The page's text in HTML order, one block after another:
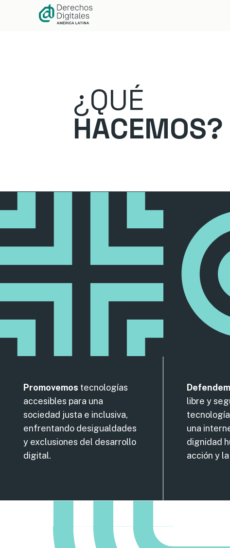
¿QUÉ
HACEMOS?
Promovemos tecnologías
accesibles para una
sociedad justa e inclusiva,
enfrentando desigualdades
y exclusiones del desarrollo
digital.
libre y
una
dignidad
acción y